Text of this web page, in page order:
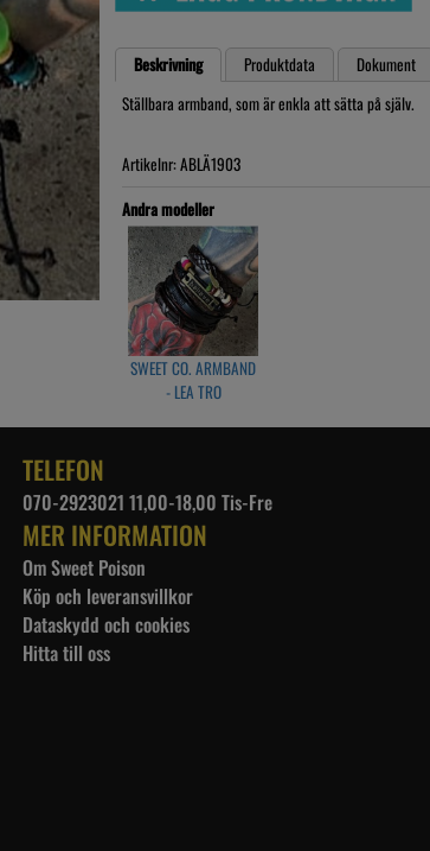
Beskrivning Produktdata
Dokument
Ställbara armband, som är enkla att sätta på själv.
Artikelnr: ABLÄ1903
Andra modeller
SWEET CO. ARMBAND
- LEA TRO
TELEFON
070-2923021 11,00-18,00 Tis-Fre
MER INFORMATION
Om Sweet Poison
Köp och leveransvillkor
Dataskydd och cookies
Hitta till oss